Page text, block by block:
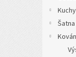
Šatna